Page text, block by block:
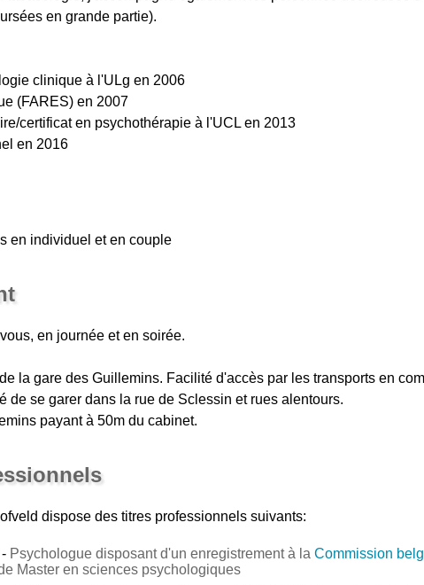
en grande partie).
clinique à l'ULg en 2006
(FARES) en 2007
certificat en psychothérapie à l'UCL en 2013
en 2016
en individuel et en couple
en journée et en soirée.
la gare des Guillemins. Facilité d'accès par les transports en
de se garer dans la rue de Sclessin et rues alentours.
payant à 50m du cabinet.
dispose des titres professionnels suivants:
Psychologue disposant d'un enregistrement à la Commission
Master en sciences psychologiques